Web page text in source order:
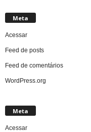
Meta
Acessar
Feed de posts
Feed de comentários
WordPress.org
Meta
Acessar